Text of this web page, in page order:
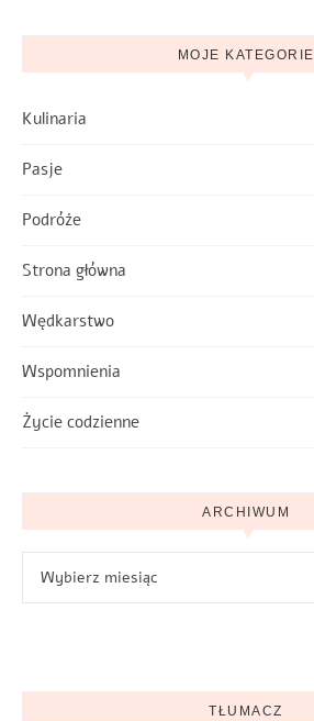
MOJE KATEGORIE
Kulinaria
Pasje
Podróże
Strona główna
Wędkarstwo
Wspomnienia
Życie codzienne
ARCHIWUM
TŁUMACZ